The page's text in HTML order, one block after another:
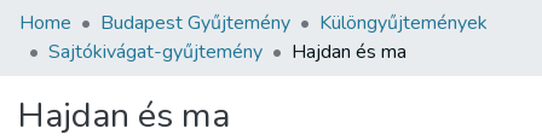
Communities & Collections
Statistics
Home Budapest Gyűjtemény
Különgyűjtemények
Sajtókivágat-gyűjtemény
Hajdan és ma
Hajdan és ma